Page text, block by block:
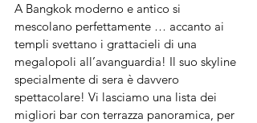
A Bangkok moderno e antico si
mescolano perfettamente … accanto ai
templi svettano i grattacieli di una
megalopoli all’avanguardia! Il suo skyline
specialmente di sera è davvero
spettacolare! Vi lasciamo una lista dei
migliori bar con terrazza panoramica, per